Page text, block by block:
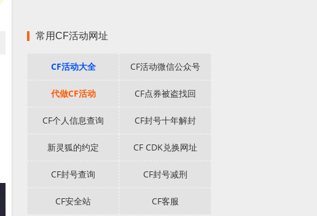
常用CF活动网址
CF活动大全 CF活动微信公众号
代做CF活动 CF点券被盗找回
CF个人信息查询 CF封号十年解封
新灵狐的约定 CF CDK兑换网址
CF封号查询 CF封号减刑
CF安全站 CF客服